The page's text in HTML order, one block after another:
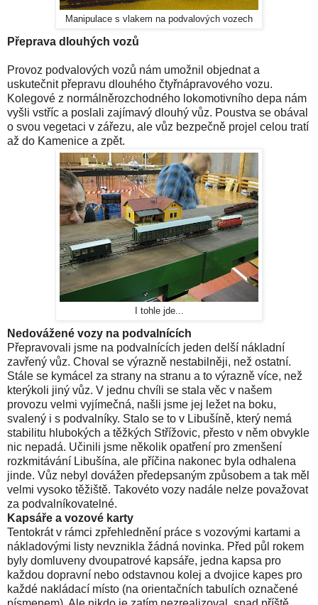
Manipulace s vlakem na podvalových vozech
Přeprava dlouhých vozů
Provoz podvalových vozů nám umožnil objednat a
uskutečnit přepravu dlouhého čtyřnápravového vozu.
Kolegové z normálněrozchodného lokomotivního depa nám
vyšli vstříc a poslali zajímavý dlouhý vůz. Poustva se obával
o svou vegetaci v zářezu, ale vůz bezpečně projel celou tratí
až do Kamenice a zpět.
I tohle jde...
Nedovážené vozy na podvalnících
Přepravovali jsme na podvalnících jeden delší nákladní
zavřený vůz. Choval se výrazně nestabilněji, než ostatní.
Stále se kymácel za strany na stranu a to výrazně více, než
kterýkoli jiný vůz. V jednu chvíli se stala věc v našem
provozu velmi vyjímečná, našli jsme jej ležet na boku,
svalený i s podvalníky. Stalo se to v Libušíně, který nemá
stabilitu hlubokých a těžkých Střížovic, přesto v něm obvykle
nic nepadá. Učinili jsme několik opatření pro zmenšení
rozkmitávání Libušína, ale příčina nakonec byla odhalena
jinde. Vůz nebyl dovážen předepsaným způsobem a tak měl
velmi vysoko těžiště. Takovéto vozy nadále nelze považovat
za podvalníkovatelné.
Kapsáře a vozové karty
Tentokrát v rámci zpřehlednění práce s vozovými kartami a
nákladovými listy nevznikla žádná novinka. Před půl rokem
byly domluveny dvoupatrové kapsáře, jedna kapsa pro
každou dopravní nebo odstavnou kolej a dvojice kapes pro
každé nakládací místo (na orientačních tabulích označené